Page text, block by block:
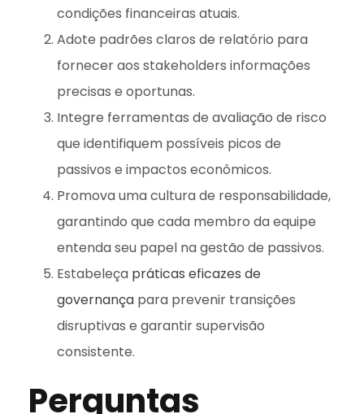
condições financeiras atuais.
Adote padrões claros de relatório para
fornecer aos stakeholders informações
precisas e oportunas.
Integre ferramentas de avaliação de risco
que identifiquem possíveis picos de
passivos e impactos econômicos.
Promova uma cultura de responsabilidade,
garantindo que cada membro da equipe
entenda seu papel na gestão de passivos.
Estabeleça práticas eficazes de
governança para prevenir transições
disruptivas e garantir supervisão
consistente.
Perguntas